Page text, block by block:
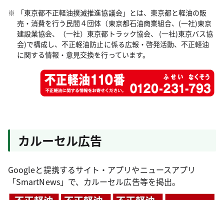
「東京都不正軽油撲滅推進協議会」とは、東京都と軽油の販
売・消費を行う民間４団体（東京都石油商業組合、(一社)東京
建設業協会、（一社）東京都トラック協会、 (一社)東京バス協
会)で構成し、不正軽油防止に係る広報・啓発活動、不正軽油
に関する情報・意見交換を行っています。
カルーセル広告
Googleと提携するサイト・アプリやニュースアプリ
「SmartNews」で、カルーセル広告等を掲出。